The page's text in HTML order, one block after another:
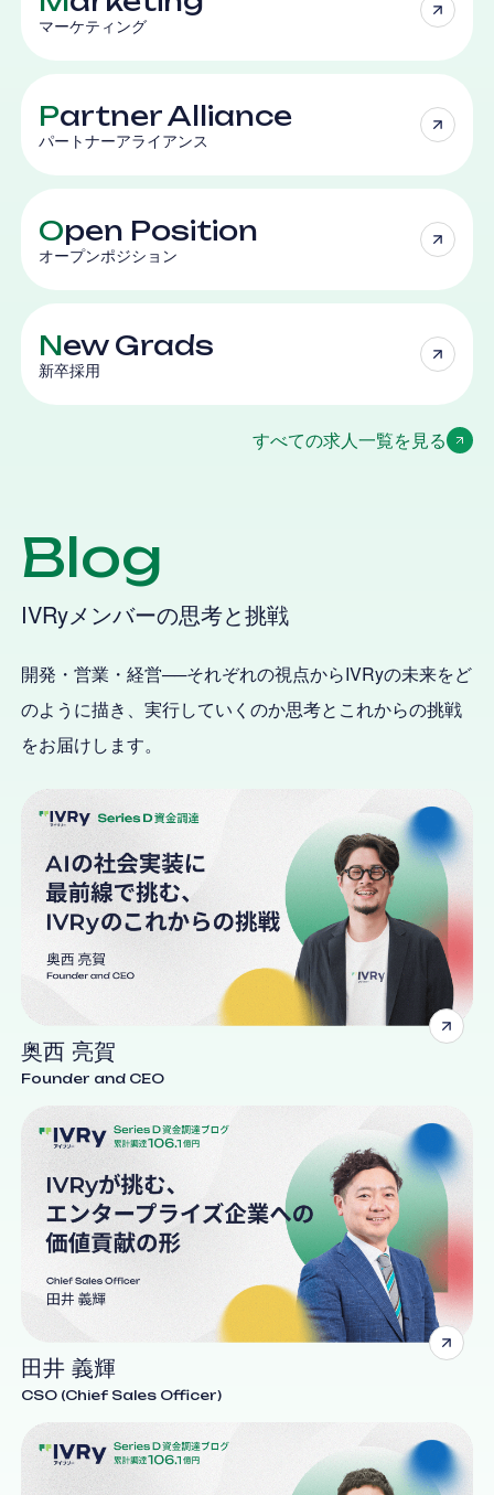
マーケティング
Partner Alliance
パートナーアライアンス
Open Position
オープンポジション
New Grads
新卒採用
すべての求人一覧を見る
Blog
IVRyメンバーの思考と挑戦
開発・営業・経営──それぞれの視点からIVRyの未来をど
のように描き、実行していくのか思考とこれからの挑戦
をお届けします。
奥西 亮賀
Founder and CEO
田井 義輝
CSO (Chief Sales Officer)